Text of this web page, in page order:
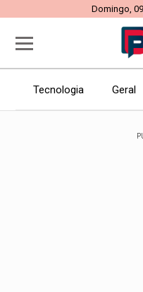
Domingo,
Tecnologia Geral